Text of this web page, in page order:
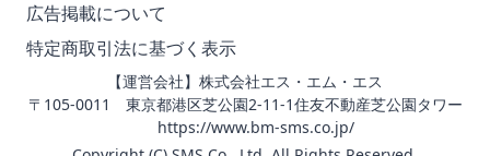
広告掲載について
特定商取引法に基づく表示
【運営会社】株式会社エス・エム・エス
〒105-0011 東京都港区芝公園2-11-1住友不動産芝公園タワー
https://www.bm-sms.co.jp/